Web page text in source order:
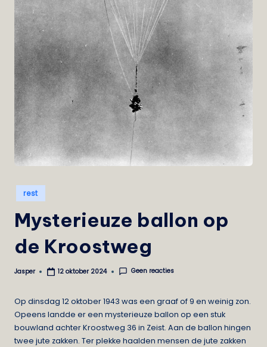
e
i
s
t
Geplaatst
in
rest
Mysterieuze ballon op
de Kroostweg
Geplaatst
Jasper 12 oktober 2024 Geen reacties
Op dinsdag 12 oktober 1943 was een graaf of 9 en weinig zon.
Opeens landde er een mysterieuze ballon op een stuk
bouwland achter Kroostweg 36 in Zeist. Aan de ballon hingen
twee jute zakken. Ter plekke haalden mensen de jute zakken